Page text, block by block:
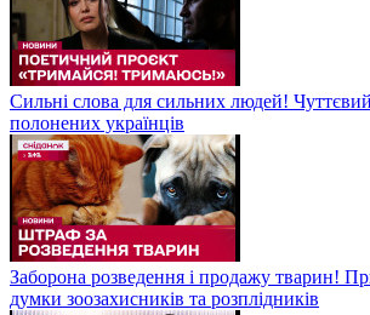
Сильні слова для сильних людей!
полонених українців
Заборона розведення і продажу тварин!
думки зоозахисників та розплідників